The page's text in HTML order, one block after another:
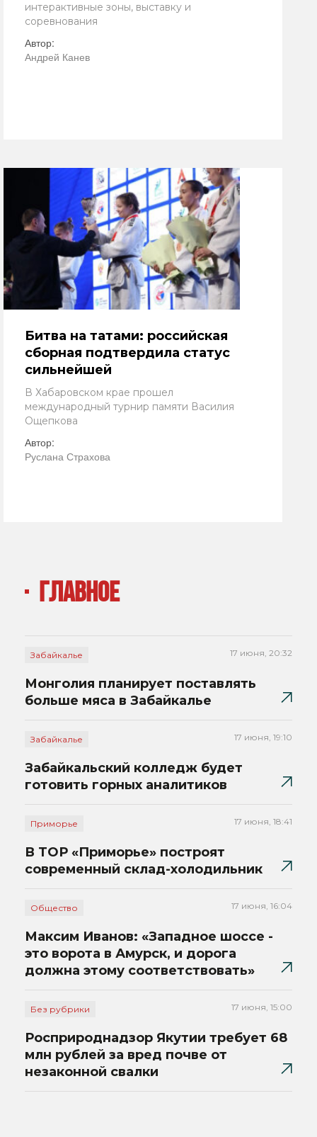
интерактивные зоны, выставку и
соревнования
Автор:
Андрей Канев
Битва на татами: российская
сборная подтвердила статус
сильнейшей
В Хабаровском крае прошел
международный турнир памяти Василия
Ощепкова
Автор:
Руслана Страхова
ГЛАВНОЕ
Забайкалье 17 июня, 20:32
Монголия планирует поставлять
больше мяса в Забайкалье
Забайкалье 17 июня, 19:10
Забайкальский колледж будет
готовить горных аналитиков
Приморье 17 июня, 18:41
В ТОР «Приморье» построят
современный склад-холодильник
Общество 17 июня, 16:04
Максим Иванов: «Западное шоссе -
это ворота в Амурск, и дорога
должна этому соответствовать»
Без рубрики 17 июня, 15:00
Росприроднадзор Якутии требует 68
млн рублей за вред почве от
незаконной свалки